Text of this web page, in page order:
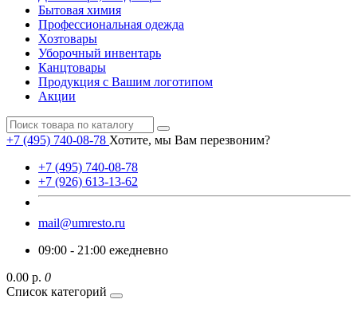
Бытовая химия
Профессиональная одежда
Хозтовары
Уборочный инвентарь
Канцтовары
Продукция с Вашим логотипом
Акции
+7 (495) 740-08-78 Хотите, мы Вам перезвоним?
+7 (495) 740-08-78
+7 (926) 613-13-62
mail@umresto.ru
09:00 - 21:00 ежедневно
0.00 р. 0
Список категорий